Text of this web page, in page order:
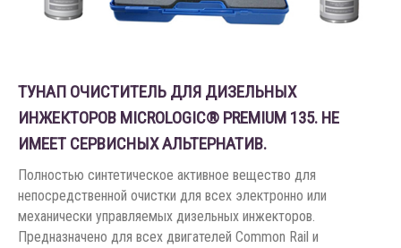
ТУНАП ОЧИСТИТЕЛЬ ДЛЯ ДИЗЕЛЬНЫХ
ИНЖЕКТОРОВ MICROLOGIC® PREMIUM 135. НЕ
ИМЕЕТ СЕРВИСНЫХ АЛЬТЕРНАТИВ.
Полностью синтетическое активное вещество для
непосредственной очистки для всех электронно или
механически управляемых дизельных инжекторов.
Предназначено для всех двигателей Common Rail и